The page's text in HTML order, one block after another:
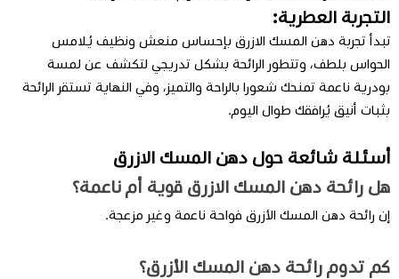
التجربة العطرية:
تبدأ تجربة دهن المسك الازرق بإحساس منعش ونظيف يُلامس
الحواس بلطف، وتتطور الرائحة بشكل تدريجي لتكشف عن لمسة
بودرية ناعمة تمنحك شعورا بالراحة والتميز، وفي النهاية تستقر الرائحة
بثبات أنيق يُرافقك طوال اليوم.
أسئلة شائعة حول دهن المسك الازرق
هل رائحة دهن المسك الازرق قوية أم ناعمة؟
إن رائحة دهن المسك الأزرق فواحة ناعمة وغير مزعجة.
كم تدوم رائحة دهن المسك الأزرق؟